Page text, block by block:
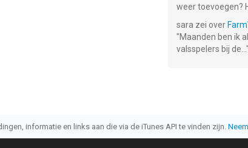
weer toevoegen?
sara zei over
"Maanden ben ik
valsspelers bij de... "
informatie en links aan die via de iTunes API te vinden zijn.